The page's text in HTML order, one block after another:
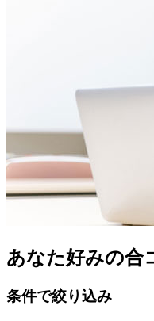
あなた好みの合
条件で絞り込み